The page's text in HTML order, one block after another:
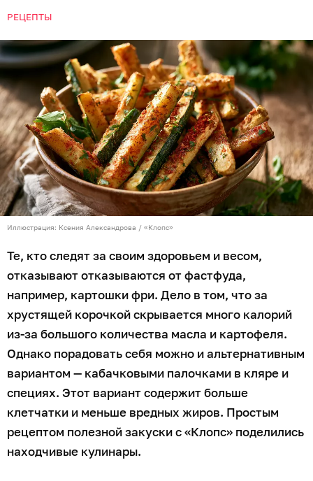
РЕЦЕПТЫ
Иллюстрация: Ксения Александрова / «Клопс»
Те, кто следят за своим здоровьем и весом,
отказывают отказываются от фастфуда,
например, картошки фри. Дело в том, что за
хрустящей корочкой скрывается много калорий
из-за большого количества масла и картофеля.
Однако порадовать себя можно и альтернативным
вариантом — кабачковыми палочками в кляре и
специях. Этот вариант содержит больше
клетчатки и меньше вредных жиров. Простым
рецептом полезной закуски с «Клопс» поделились
находчивые кулинары.